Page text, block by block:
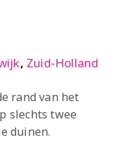
, Zuid-Holland
rand van het
slechts twee
duinen.